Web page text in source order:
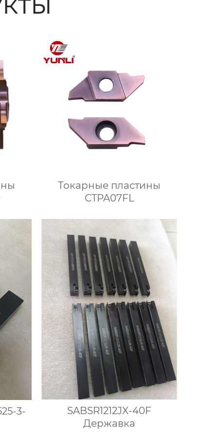
Токарные пластины
CTPA07FL
3-
SABSR1212JX-40F
Державка